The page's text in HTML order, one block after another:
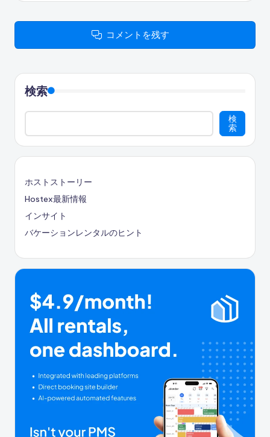
シ
ョ
ン
コメントを残す
検索
検
索
ホストストーリー
Hostex最新情報
インサイト
バケーションレンタルのヒント